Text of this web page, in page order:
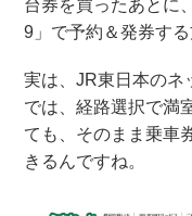
台券を買ったあとに
9」で予約＆発券す
実は、JR東日本のネ
では、経路選択で満
ても、そのまま乗車
きるんですね。